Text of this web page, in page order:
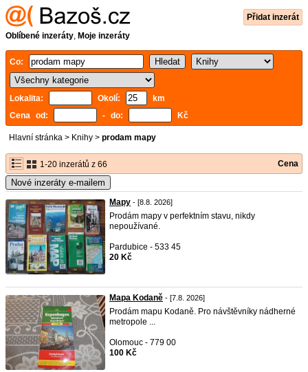
Přidat inzerát
Oblíbené inzeráty, Moje inzeráty
Co:
Lokalita: Okolí:
km
Cena od:
- do: Kč
Hlavní stránka > Knihy > prodam mapy
1-20 inzerátů z 66 Cena
Nové inzeráty e-mailem
Mapy - [8.8. 2026]
Prodám mapy v perfektním stavu, nikdy
nepoužívané.
Pardubice - 533 45
20 Kč
Mapa Kodaně - [7.8. 2026]
Prodám mapu Kodaně. Pro návštěvníky nádherné
metropole ...
Olomouc - 779 00
100 Kč